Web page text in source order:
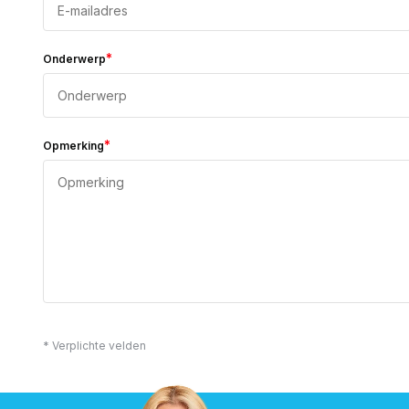
Onderwerp*
Opmerking*
* Verplichte velden